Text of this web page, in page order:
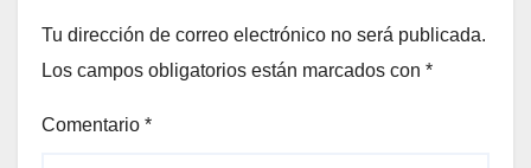
Tu dirección de correo electrónico no será publicada.
Los campos obligatorios están marcados con *
Comentario *